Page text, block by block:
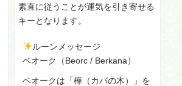
素直に従うことが運気を引き寄せる
キーとなります。
ルーンメッセージ
ベオーク（Beorc / Berkana）
ベオークは「樺（カバの木）」を